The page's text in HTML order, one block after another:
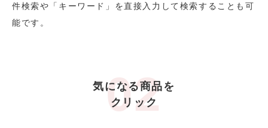
件検索や「キーワード」を直接入力して検索することも可
能です。
気になる商品を
クリック